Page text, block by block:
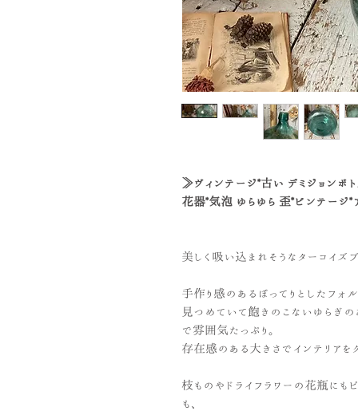
≫ヴィンテージ*古い デミジョンボ
花器*気泡 ゆらゆら 歪*ビンテージ*
美しく吸い込まれそうなターコイズ
手作り感のあるぽってりとしたフォル
見つめていて飽きのこないゆらぎ
で雰囲気たっぷり。
存在感のある大きさでインテリアを
枝ものやドライフラワーの花瓶にも
も、